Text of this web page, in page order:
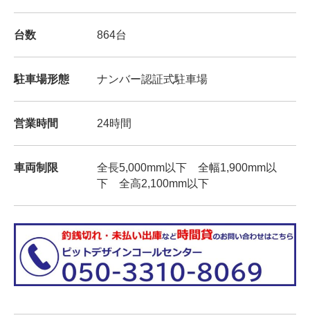
台数 864台
駐車場形態 ナンバー認証式駐車場
営業時間 24時間
車両制限
全長5,000mm以下 全幅1,900mm以
下 全高2,100mm以下